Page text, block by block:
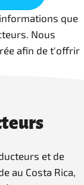
que
Nous
afin de t'offrir
et de
au Costa Rica,